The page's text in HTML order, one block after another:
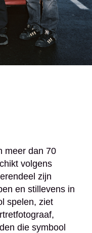
meer dan 70
volgens
zijn
en stillevens in
spelen, ziet
die symbool